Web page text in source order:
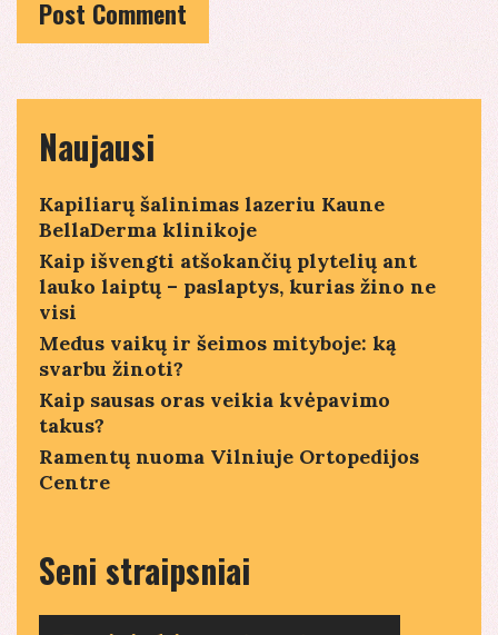
Naujausi
Kapiliarų šalinimas lazeriu Kaune
BellaDerma klinikoje
Kaip išvengti atšokančių plytelių ant
lauko laiptų – paslaptys, kurias žino ne
visi
Medus vaikų ir šeimos mityboje: ką
svarbu žinoti?
Kaip sausas oras veikia kvėpavimo
takus?
Ramentų nuoma Vilniuje Ortopedijos
Centre
Seni straipsniai